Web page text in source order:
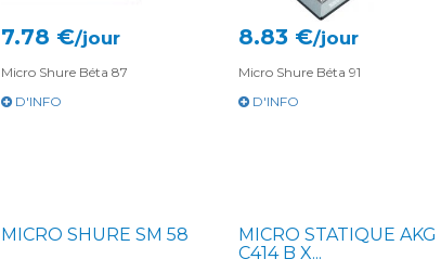
7.78 €/jour
Micro Shure Béta 87
D'INFO
8.83 €/jour
Micro Shure Béta 91
D'INFO
MICRO SHURE SM 58
MICRO STATIQUE AKG
C414 B X...